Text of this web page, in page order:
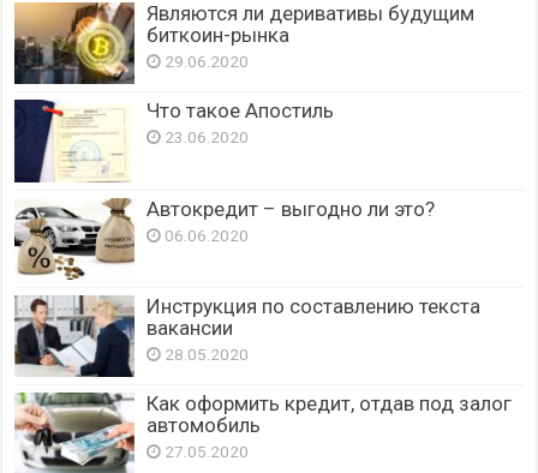
Являются ли деривативы будущим
биткоин-рынка
29.06.2020
Что такое Апостиль
23.06.2020
Автокредит – выгодно ли это?
06.06.2020
Инструкция по составлению текста
вакансии
28.05.2020
Как оформить кредит, отдав под залог
автомобиль
27.05.2020